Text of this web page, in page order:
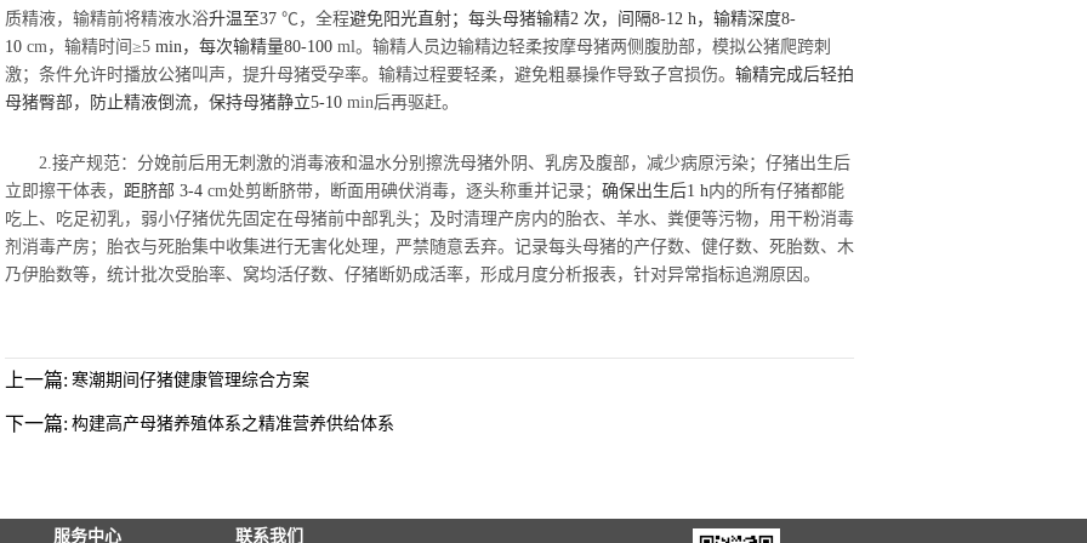
质精液，输精前将精液水浴升温至37 ℃，全程避免阳光直射；每头母猪输精2 次，间隔8-12 h，输精深度8-
10 cm，输精时间≥5 min，每次输精量80-100 ml。输精人员边输精边轻柔按摩母猪两侧腹肋部，模拟公猪爬跨刺
激；条件允许时播放公猪叫声，提升母猪受孕率。输精过程要轻柔，避免粗暴操作导致子宫损伤。 输精完成后轻拍
母猪臀部，防止精液倒流，保持母猪静立5-10 min后再驱赶。
2.接产规范：分娩前后用无刺激的消毒液和温水分别擦洗母猪外阴、乳房及腹部，减少病原污染；仔猪出生后
立即擦干体表， 距脐部 3-4 cm处剪断脐带，断面用碘伏消毒，逐头称重并记录； 确保出生后1 h内的所有仔猪都能
吃上、吃足初乳，弱小仔猪优先固定在母猪前中部乳头；及时清理产房内的胎衣、羊水、粪便等污物，用干粉消毒
剂消毒产房；胎衣与死胎集中收集进行无害化处理，严禁随意丢弃。记录每头母猪的产仔数、健仔数、死胎数、木
乃伊胎数等，统计批次受胎率、窝均活仔数、仔猪断奶成活率，形成月度分析报表，针对异常指标追溯原因。
上一篇: 寒潮期间仔猪健康管理综合方案
下一篇: 构建高产母猪养殖体系之精准营养供给体系​
服务中心 联系我们